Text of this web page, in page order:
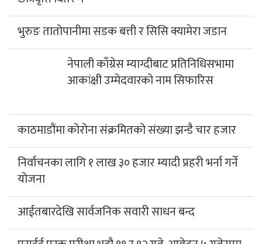
भुरुङ तातोपानीमा सडक बत्ती र सिसि क्यामेरा जडान
नेपाली काँग्रेस म्याग्दीबाट प्रतिनिधिसभामा आकांक्षी
उम्मेदवारको नाम सिफारिस
काठमाडौंमा कोरोना संक्रमितको संख्या झन्डै चार हजार
निर्वाचनका लागि १ लाख ३० हजार म्यादी प्रहरी भर्ना गर्ने
योजना
आईतबारदेखि सार्वजनिक सवारी साधन बन्द
एसईई पुरक परीक्षा भदौ ११ र १२ गते, आवेदन ५ गतेसम्म